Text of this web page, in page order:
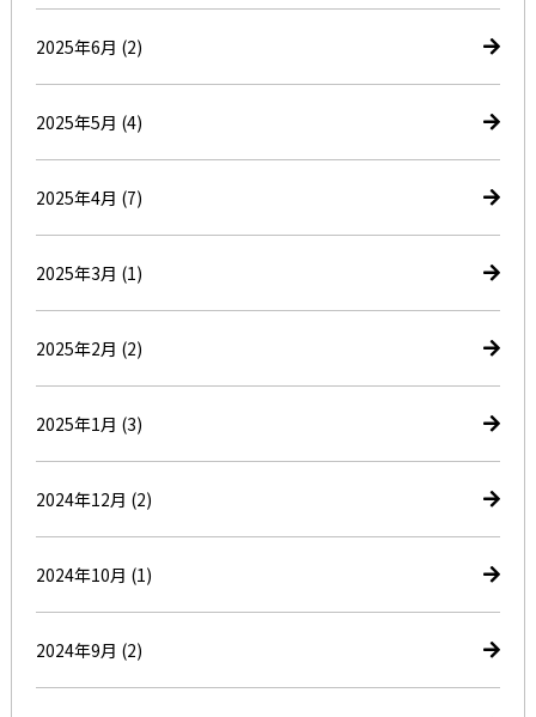
2025年6月 (2)
2025年5月 (4)
2025年4月 (7)
2025年3月 (1)
2025年2月 (2)
2025年1月 (3)
2024年12月 (2)
2024年10月 (1)
2024年9月 (2)